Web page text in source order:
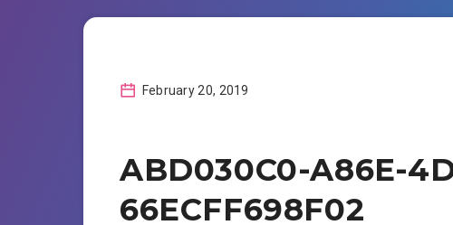
February 20, 2019
ABD030C0-A86E-
66ECFF698F02